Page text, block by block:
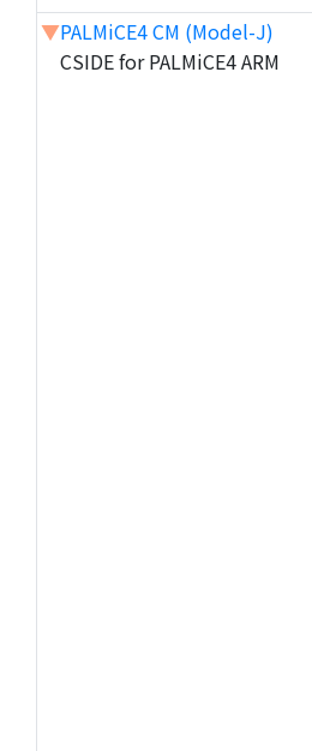
▼PALMiCE4 CM (Model-J)
CSIDE for PALMiCE4 ARM